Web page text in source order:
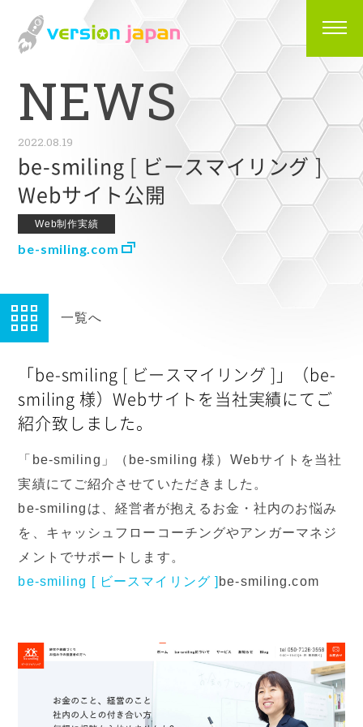
NEWS
2022.08.19
be-smiling [ ビースマイリング ]
Webサイト公開
Web制作実績
be-smiling.com
一覧へ
「be-smiling [ ビースマイリング ]」（be-
smiling 様）Webサイトを当社実績にてご
紹介致しました。
「be-smiling」（be-smiling 様）Webサイトを当社
実績にてご紹介させていただきました。
be-smilingは、経営者が抱えるお金・社内のお悩み
を、キャッシュフローコーチングやアンガーマネジ
メントでサポートします。
be-smiling [ ビースマイリング ] be-smiling.com